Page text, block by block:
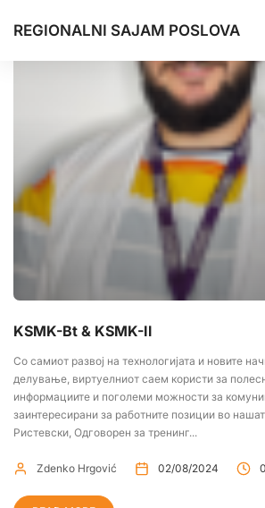
REGIONALNI SAJAM POSLOVA
KSMK-Bt & KSMK-Il
Со самиот развој на технологијата и новите
делување, виртуелниот саем користи за
информациите и поголеми можности за
заинтересирани за работните позиции во
Ристевски, Одговорен за тренинг...
Zdenko Hrgović 02/08/2024